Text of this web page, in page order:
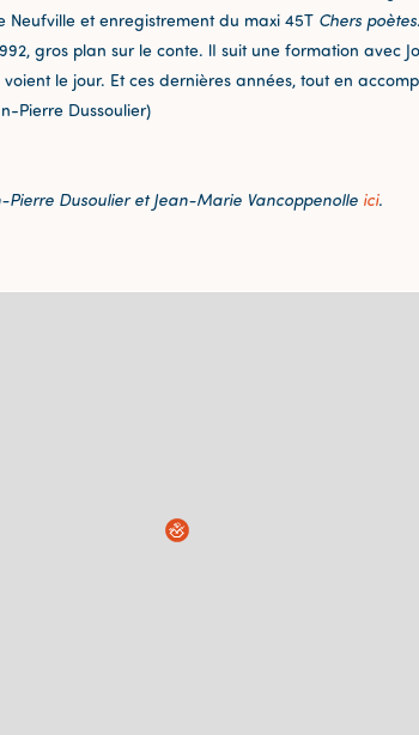
et enregistrement du maxi 45T Chers poètes
gros plan sur le conte. lI suit une formation avec
le jour. Et ces dernières années, tout en
Pierre Dussoulier)
Dusoulier et Jean-Marie Vancoppenolle ici.